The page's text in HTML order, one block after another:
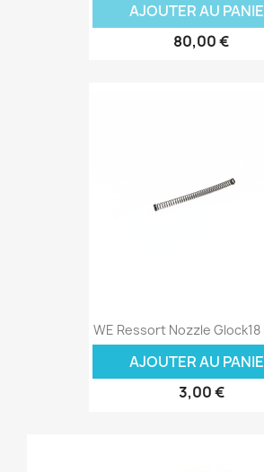
AJOUTER AU
80,00 €
WE Ressort Nozzle
AJOUTER AU
3,00 €